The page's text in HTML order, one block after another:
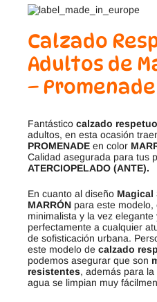
Calzado
Adultos de
–
Fantástico calzado
adultos, en esta ocasión
PROMENADE en color
Calidad asegurada para tus
ATERCIOPELADO (ANTE).
En cuanto al diseño Magical
MARRÓN para este
minimalista y la vez
perfectamente a cualquier
de sofisticación urbana.
este modelo de calzado
podemos asegurar que son
resistentes, además para
agua se limpian muy